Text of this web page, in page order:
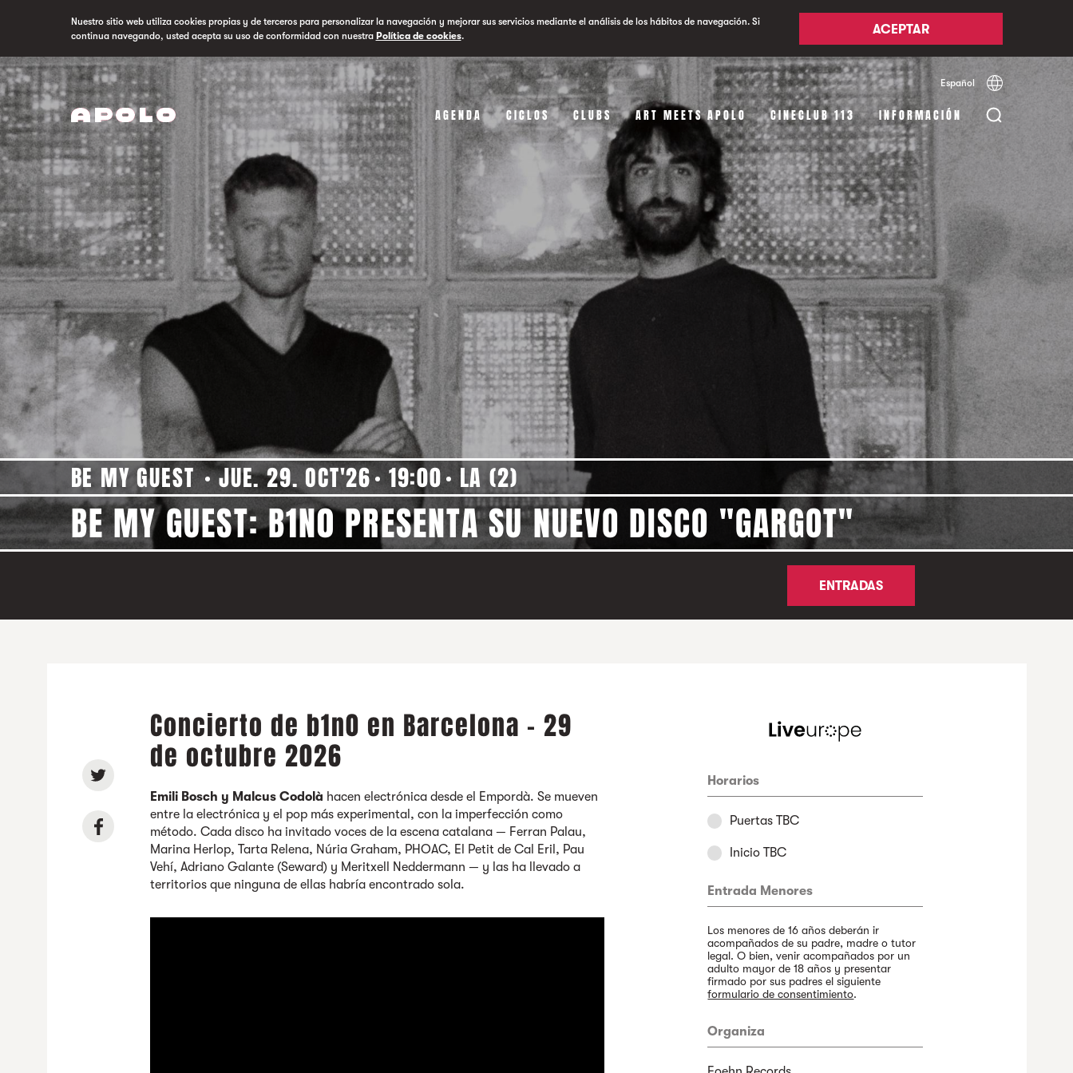
Nuestro sitio web utiliza cookies propias y de terceros para personalizar la navegación y mejorar sus servicios mediante el análisis de los hábitos de navegación. Si
continua navegando, usted acepta su uso de conformidad con nuestra Política de cookies. ACEPTAR
Español Català
AGENDA CICLOS CLUBS ART MEETS APOLO CINECLUB 113 INFORMACIÓN
BE MY GUEST JUE. 29. OCT'26 19:00 LA (2)
BE MY GUEST: B1N0 PRESENTA SU NUEVO DISCO "GARGOT"
ENTRADAS
Concierto de b1n0 en Barcelona - 29
de octubre 2026
Emili Bosch y Malcus Codolà hacen electrónica desde el Empordà. Se mueven
entre la electrónica y el pop más experimental, con la imperfección como
método. Cada disco ha invitado voces de la escena catalana — Ferran Palau,
Marina Herlop, Tarta Relena, Núria Graham, PHOAC, El Petit de Cal Eril, Pau
Vehí, Adriano Galante (Seward) y Meritxell Neddermann — y las ha llevado a
territorios que ninguna de ellas habría encontrado sola.
Horarios
Puertas TBC
Inicio TBC
Entrada Menores
Los menores de 16 años deberán ir
acompañados de su padre, madre o tutor
legal. O bien, venir acompañados por un
adulto mayor de 18 años y presentar
firmado por sus padres el siguiente
formulario de consentimiento.
Organiza